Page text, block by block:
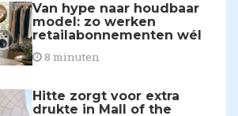
Van hype naar houdbaar
model: zo werken
retailabonnementen wél
8 minuten
Hitte zorgt voor extra
drukte in Mall of the